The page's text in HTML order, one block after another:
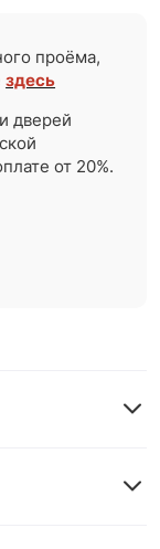
проёма,
здесь
дверей
от 20%.